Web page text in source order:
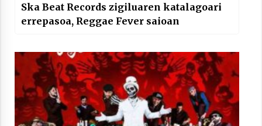
Ska Beat Records zigiluaren katalagoari
errepasoa, Reggae Fever saioan